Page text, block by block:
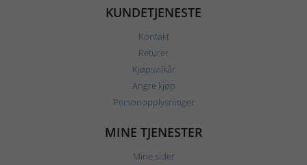
KUNDETJENESTE
Kontakt
Returer
Kjøpsvilkår
Angre kjøp
Personopplysninger
MINE TJENESTER
Mine sider